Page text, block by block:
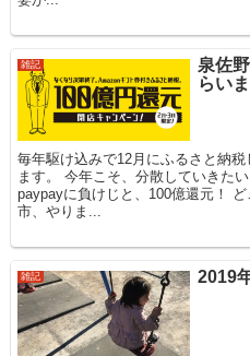
雑記
泉佐
らい
毎年駆け込みで12月にふるさと納
ます。 今年こそ、分散していきた
paypayに負けじと、100億還元！
市、やりま...
雑記 2019